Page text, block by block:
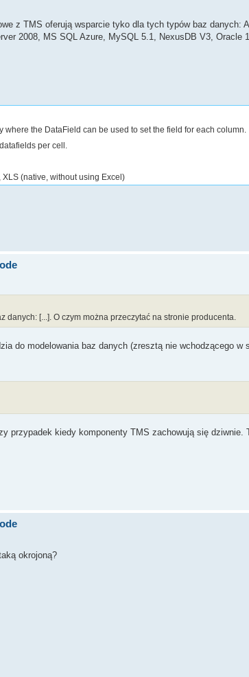
z TMS oferują wsparcie tyko dla tych typów baz danych:
2008, MS SQL Azure, MySQL 5.1, NexusDB V3, Oracle
the DataField can be used to set the field for each column.
per cell.
(native, without using Excel)
[...]. O czym można przeczytać na stronie producenta.
do modelowania baz danych (zresztą nie wchodzącego w
przypadek kiedy komponenty TMS zachowują się dziwnie.
okrojoną?